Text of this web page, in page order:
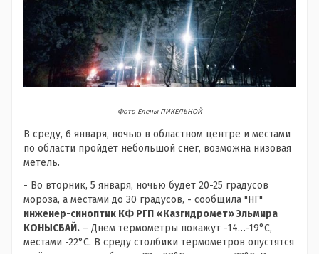
Фото Елены ПИКЕЛЬНОЙ
В среду, 6 января, ночью в областном центре и местами
по области пройдёт небольшой снег, возможна низовая
метель.
- Во вторник, 5 января, ночью будет 20-25 градусов
мороза, а местами до 30 градусов, - сообщила "НГ"
инженер-синоптик КФ РГП «Казгидромет» Эльмира
КОНЫСБАЙ. – Днем термометры покажут -14…-19°С,
местами -22°С. В среду столбики термометров опустятся